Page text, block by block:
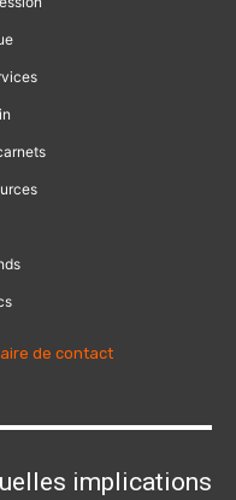
de contact
implications